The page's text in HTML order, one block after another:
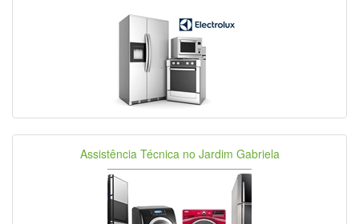
Assistência Técnica no Jardim Gabriela